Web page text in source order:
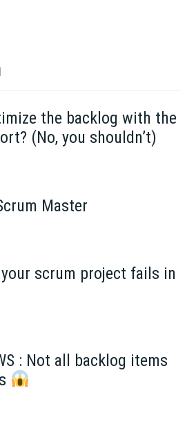
the backlog with the
(No, you shouldn’t)
Master
scrum project fails in
: Not all backlog items